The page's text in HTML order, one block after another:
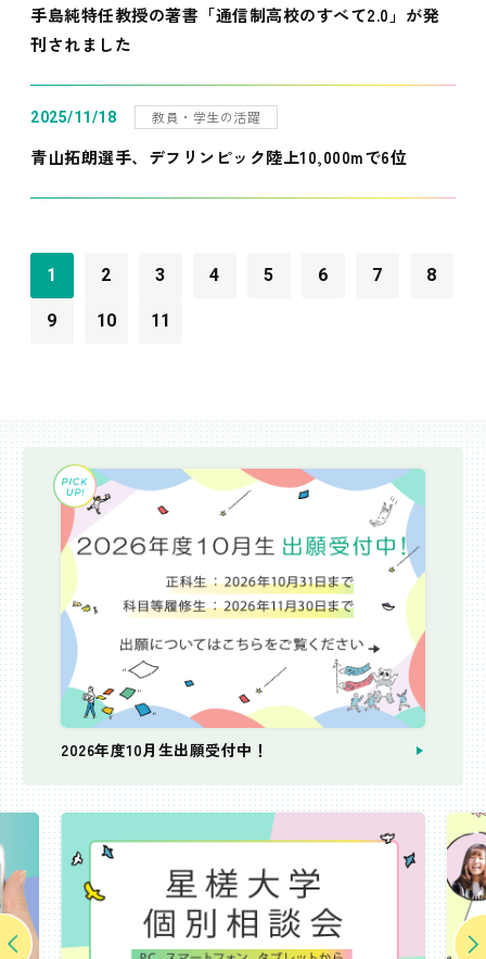
手島純特任教授の著書「通信制高校のすべて2.0」が発
刊されました
2025/11/18 教員・学生の活躍
青山拓朗選手、デフリンピック陸上10,000mで6位
1 2 3 4 5 6 7 8
9 10 11
2026年度10月生出願受付中！